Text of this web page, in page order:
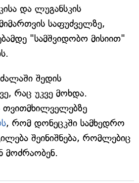
და ლუგანსკის
საფუძველზე,
"სამშვიდობო მისიით"
შედის
რაც უკვე მოხდა.
თვითმხილველებზე
, რომ დონეცკში სამხედრო
შეინიშნება, რომლებიც
მოძრაობენ.